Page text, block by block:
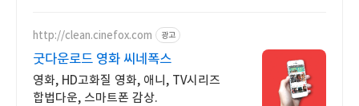
http://clean.cinefox.com 광고
굿다운로드 영화 씨네폭스
영화, HD고화질 영화, 애니, TV시리즈
합법다운, 스마트폰 감상.